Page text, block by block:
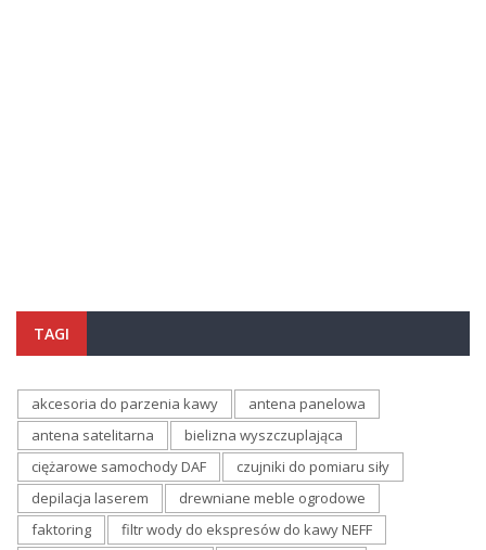
TAGI
akcesoria do parzenia kawy
antena panelowa
antena satelitarna
bielizna wyszczuplająca
ciężarowe samochody DAF
czujniki do pomiaru siły
depilacja laserem
drewniane meble ogrodowe
faktoring
filtr wody do ekspresów do kawy NEFF